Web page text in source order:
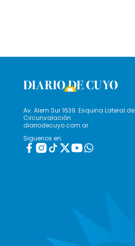
Av. Alem Sur 1639. Esquina Lateral de
Circunvalación
diariodecuyo.com.ar
Siguenos en: